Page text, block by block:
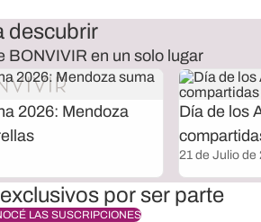
descubrir
BONVIVIR en un solo lugar
2026: Mendoza
Día de los
21 de Julio de
por ser parte
LAS SUSCRIPCIONES